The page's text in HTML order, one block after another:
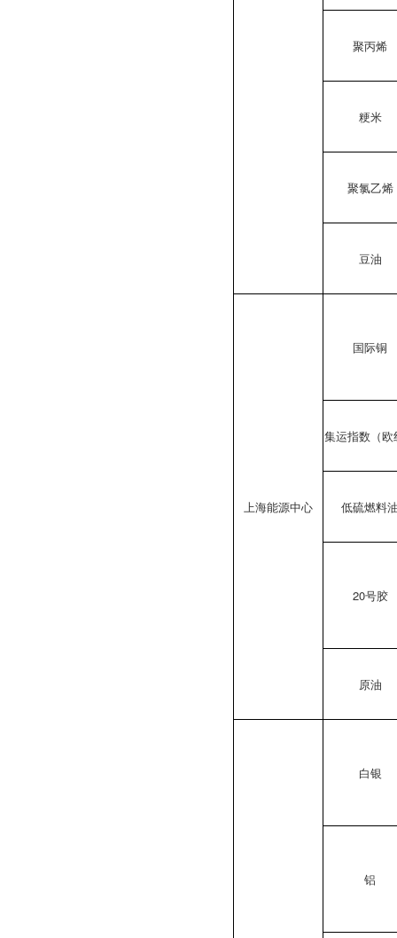
聚丙烯
粳米
聚氯乙烯
豆油
上海能源中心
国际铜
集运指数（欧
低硫燃料
20号胶
原油
白银
铝